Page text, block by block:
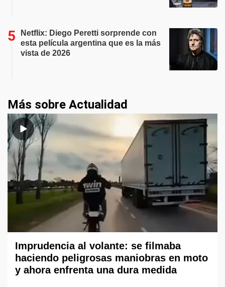
Netflix: Diego Peretti sorprende con
esta película argentina que es la más
vista de 2026
Más sobre Actualidad
Imprudencia al volante: se filmaba
haciendo peligrosas maniobras en moto
y ahora enfrenta una dura medida